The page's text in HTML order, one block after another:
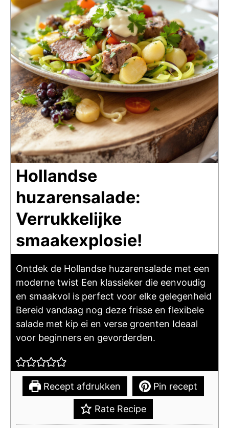
Hollandse
huzarensalade:
Verrukkelijke
smaakexplosie!
Ontdek de Hollandse huzarensalade met een
moderne twist Een klassieker die eenvoudig
en smaakvol is perfect voor elke gelegenheid
Bereid vandaag nog deze frisse en flexibele
salade met kip ei en verse groenten Ideaal
voor beginners en gevorderden.
Recept afdrukken Pin recept
Rate Recipe